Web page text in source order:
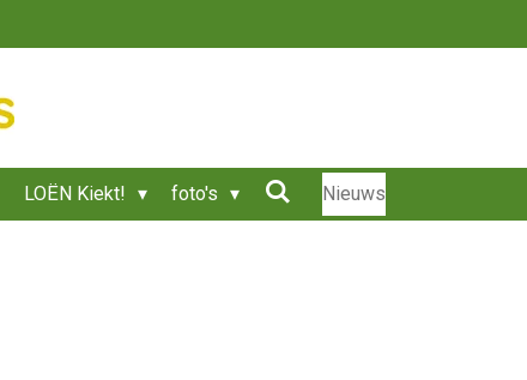
LOËN Kiekt! foto's Nieuws